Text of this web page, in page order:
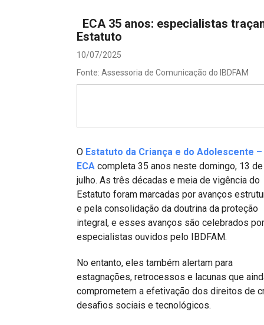
Processos - IBDFAM
Projetos do IBDFAM
Alienação Parental
IBDFAM Educacional
ECA 35 anos: especialistas
Estatuto
10/07/2025
Fonte: Assessoria de Comunicação do IBDFAM
O Estatuto da Criança e do Adolescente –
ECA completa 35 anos neste domingo, 13 de
julho. As três décadas e meia de vigência do
Estatuto foram marcadas por avanços
e pela consolidação da doutrina da proteção
integral, e esses avanços são celebrados por
especialistas ouvidos pelo IBDFAM.
No entanto, eles também alertam para
estagnações, retrocessos e lacunas que
comprometem a efetivação dos direitos de
desafios sociais e tecnológicos.